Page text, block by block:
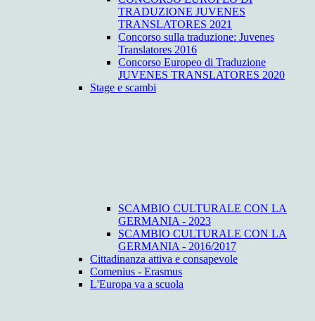
TRADUZIONE JUVENES
TRANSLATORES 2021
Concorso sulla traduzione: Juvenes
Translatores 2016
Concorso Europeo di Traduzione
JUVENES TRANSLATORES 2020
Stage e scambi
SCAMBIO CULTURALE CON LA
GERMANIA - 2023
SCAMBIO CULTURALE CON LA
GERMANIA - 2016/2017
Cittadinanza attiva e consapevole
Comenius - Erasmus
L'Europa va a scuola